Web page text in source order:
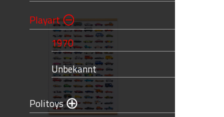
Playart
1970
Unbekannt
Politoys